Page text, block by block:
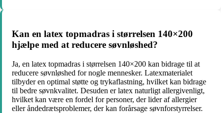
Kan en latex topmadras i størrelsen 140×200
hjælpe med at reducere søvnløshed?
Ja, en latex topmadras i størrelsen 140×200 kan bidrage til at
reducere søvnløshed for nogle mennesker. Latexmaterialet
tilbyder en optimal støtte og trykaflastning, hvilket kan bidrage
til bedre søvnkvalitet. Desuden er latex naturligt allergivenligt,
hvilket kan være en fordel for personer, der lider af allergier
eller åndedrætsproblemer, der kan forårsage søvnforstyrrelser.